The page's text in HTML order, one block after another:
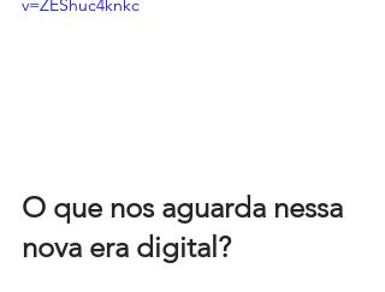
v=ZEShuc4knkc
O que nos aguarda nessa
nova era digital?